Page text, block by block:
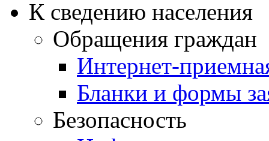
К сведению населения
Обращения граждан
Интернет-
Бланки и формы
Безопасность